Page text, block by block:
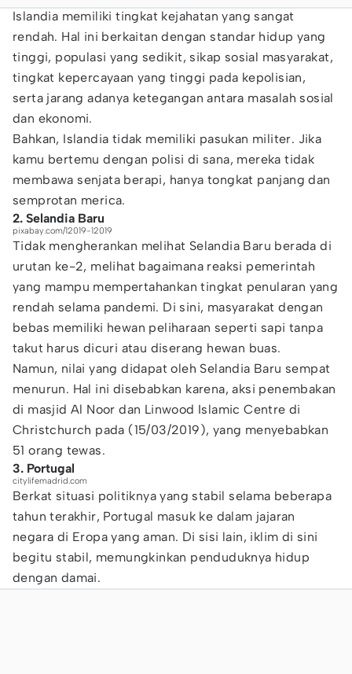
Islandia memiliki tingkat kejahatan yang sangat
rendah. Hal ini berkaitan dengan standar hidup yang
tinggi, populasi yang sedikit, sikap sosial masyarakat,
tingkat kepercayaan yang tinggi pada kepolisian,
serta jarang adanya ketegangan antara masalah sosial
dan ekonomi.
Bahkan, Islandia tidak memiliki pasukan militer. Jika
kamu bertemu dengan polisi di sana, mereka tidak
membawa senjata berapi, hanya tongkat panjang dan
semprotan merica.
2. Selandia Baru
pixabay.com/12019-12019
Tidak mengherankan melihat Selandia Baru berada di
urutan ke-2, melihat bagaimana reaksi pemerintah
yang mampu mempertahankan tingkat penularan yang
rendah selama pandemi. Di sini, masyarakat dengan
bebas memiliki hewan peliharaan seperti sapi tanpa
takut harus dicuri atau diserang hewan buas.
Namun, nilai yang didapat oleh Selandia Baru sempat
menurun. Hal ini disebabkan karena, aksi penembakan
di masjid Al Noor dan Linwood Islamic Centre di
Christchurch pada (15/03/2019), yang menyebabkan
51 orang tewas.
3. Portugal
citylifemadrid.com
Berkat situasi politiknya yang stabil selama beberapa
tahun terakhir, Portugal masuk ke dalam jajaran
negara di Eropa yang aman. Di sisi lain, iklim di sini
begitu stabil, memungkinkan penduduknya hidup
dengan damai.